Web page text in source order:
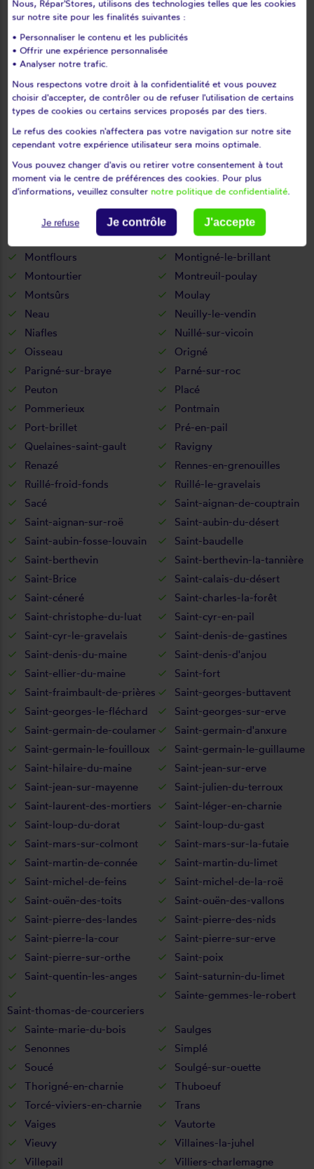
Le pas
Le ribay
Lignières-orgères
Livré
Loiron
Longuefuye
Loupfougères
Louverné
Louvigné
L'huisserie
Madré
Maisoncelles-du-maine
Marigné-peuton
Martigné-sur-mayenne
Mayenne
Mée
Méral
Meslay-du-maine
Mézangers
Montenay
Montflours
Montigné-le-brillant
Montourtier
Montreuil-poulay
Montsûrs
Moulay
Neau
Neuilly-le-vendin
Niafles
Nuillé-sur-vicoin
Oisseau
Origné
Parigné-sur-braye
Parné-sur-roc
Peuton
Placé
Pommerieux
Pontmain
Port-brillet
Pré-en-pail
Quelaines-saint-gault
Ravigny
Renazé
Rennes-en-grenouilles
Ruillé-froid-fonds
Ruillé-le-gravelais
Sacé
Saint-aignan-de-couptrain
Saint-aignan-sur-roë
Saint-aubin-du-désert
Saint-aubin-fosse-louvain
Saint-baudelle
Saint-berthevin
Saint-berthevin-la-tannière
Saint-Brice
Saint-calais-du-désert
Saint-céneré
Saint-charles-la-forêt
Saint-christophe-du-luat
Saint-cyr-en-pail
Saint-cyr-le-gravelais
Saint-denis-de-gastines
Saint-denis-du-maine
Saint-denis-d'anjou
Saint-ellier-du-maine
Saint-fort
Saint-fraimbault-de-prières
Saint-georges-buttavent
Saint-georges-le-fléchard
Saint-georges-sur-erve
Saint-germain-de-coulamer
Saint-germain-d'anxure
Saint-germain-le-fouilloux
Saint-germain-le-guillaume
Saint-hilaire-du-maine
Saint-jean-sur-erve
Saint-jean-sur-mayenne
Saint-julien-du-terroux
Saint-laurent-des-mortiers
Saint-léger-en-charnie
Saint-loup-du-dorat
Saint-loup-du-gast
Saint-mars-sur-colmont
Saint-mars-sur-la-futaie
Saint-martin-de-connée
Saint-martin-du-limet
Saint-michel-de-feins
Saint-michel-de-la-roë
Saint-ouën-des-toits
Saint-ouën-des-vallons
Saint-pierre-des-landes
Saint-pierre-des-nids
Saint-pierre-la-cour
Saint-pierre-sur-erve
Saint-pierre-sur-orthe
Saint-poix
Saint-quentin-les-anges
Saint-saturnin-du-limet
Saint-thomas-de-courceriers
Sainte-gemmes-le-robert
Sainte-marie-du-bois
Saulges
Senonnes
Simplé
Soucé
Soulgé-sur-ouette
Thorigné-en-charnie
Thuboeuf
Torcé-viviers-en-charnie
Trans
Vaiges
Vautorte
Vieuvy
Villaines-la-juhel
Villepail
Villiers-charlemagne
Nous, Répar'Stores, utilisons des technologies telles que les cookies
sur notre site pour les finalités suivantes :
• Personnaliser le contenu et les publicités
• Offrir une expérience personnalisée
• Analyser notre trafic.
Nous respectons votre droit à la confidentialité et vous pouvez
choisir d'accepter, de contrôler ou de refuser l'utilisation de certains
types de cookies ou certains services proposés par des tiers.
Le refus des cookies n'affectera pas votre navigation sur notre site
cependant votre expérience utilisateur sera moins optimale.
Vous pouvez changer d'avis ou retirer votre consentement à tout
moment via le centre de préférences des cookies. Pour plus
d'informations, veuillez consulter notre politique de confidentialité.
Je refuse Je contrôle J'accepte